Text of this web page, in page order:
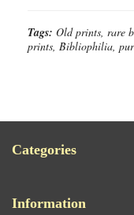
Tags: Old prints, rare
prints, Bibliophilia,
Categories
Information